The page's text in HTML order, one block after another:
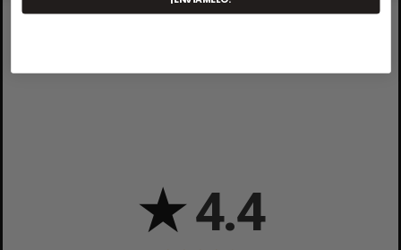
CREAR LISTA DE DESEOS
★4.4